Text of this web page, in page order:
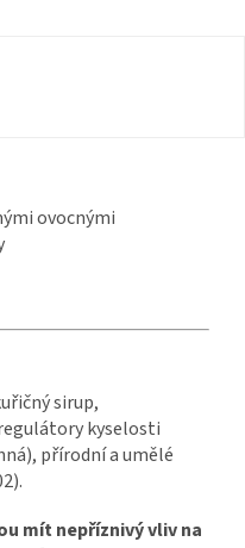
ovocnými
sirup,
kyselosti
přírodní a umělé
mít nepříznivý vliv na